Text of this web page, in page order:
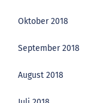
Oktober 2018
September 2018
August 2018